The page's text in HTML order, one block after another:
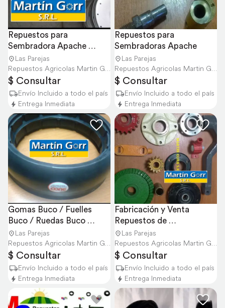
Repuestos para
Sembradora Apache
Envíos a Todo el País
Las Parejas
Repuestos Agricolas Martin Gorr S.R.L.
$ Consultar
Envío Incluido a todo el país
Entrega Inmediata
Repuestos para
Sembradoras Apache
Las Parejas
Repuestos Agricolas Martin Gorr S.R.L.
$ Consultar
Envío Incluido a todo el país
Entrega Inmediata
Gomas Buco / Fuelles
Buco / Ruedas Buco
Consúltanos
Las Parejas
Repuestos Agricolas Martin Gorr S.R.L.
$ Consultar
Envío Incluido a todo el país
Entrega Inmediata
Fabricación y Venta
Repuestos de
Sembradoras Consúltanos
Las Parejas
Repuestos Agricolas Martin Gorr S.R.L.
$ Consultar
Envío Incluido a todo el país
Entrega Inmediata